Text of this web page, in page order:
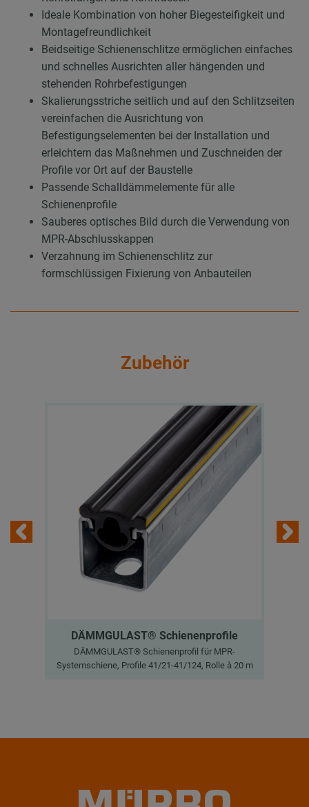
Ideale Kombination von hoher Biegesteifigkeit und
Montagefreundlichkeit
Beidseitige Schienenschlitze ermöglichen einfaches
und schnelles Ausrichten aller hängenden und
stehenden Rohrbefestigungen
Skalierungsstriche seitlich und auf den Schlitzseiten
vereinfachen die Ausrichtung von
Befestigungselementen bei der Installation und
erleichtern das Maßnehmen und Zuschneiden der
Profile vor Ort auf der Baustelle
Passende Schalldämmelemente für alle
Schienenprofile
Sauberes optisches Bild durch die Verwendung von
MPR-Abschlusskappen
Verzahnung im Schienenschlitz zur
formschlüssigen Fixierung von Anbauteilen
Zubehör
DÄMMGULAST® Schienenprofile
DÄMMGULAST® Schienenprofil für MPR-
Systemschiene, Profile 41/21-41/124, Rolle à 20 m